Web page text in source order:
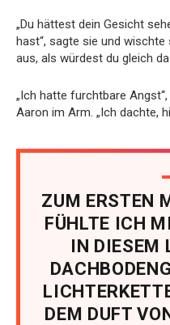
„Du hättest dein Gesicht
hast“, sagte sie und wischte
aus, als würdest du gleich
„Ich hatte furchtbare
Aaron im Arm. „Ich dachte,
ZUM ERSTEN
FÜHLTE ICH
IN DIESEM
DEM DUFT